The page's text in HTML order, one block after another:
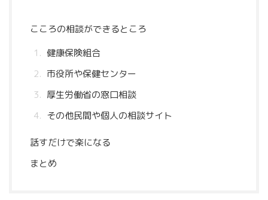
こころの相談ができるところ
健康保険組合
市役所や保健センター
厚生労働省の窓口相談
その他民間や個人の相談サイト
話すだけで楽になる
まとめ